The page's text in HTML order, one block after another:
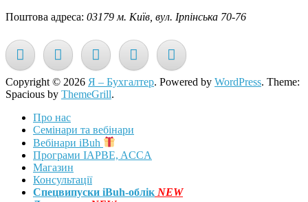
Поштова адреса: 03179 м. Київ, вул. Ірпінська 70-76
Copyright © 2026 Я – Бухгалтер. Powered by WordPress. Theme:
Spacious by ThemeGrill.
Про нас
Семінари та вебінари
Вебінари iBuh
Програми IAPBE, ACCA
Магазин
Консультації
Спецвипуски iBuh-облік NEW